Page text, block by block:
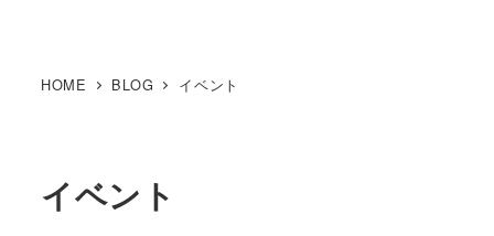
HOME BLOG イベント
イベント